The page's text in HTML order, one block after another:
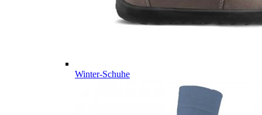
Winter-Schuhe